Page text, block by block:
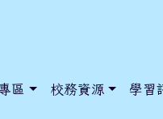
區 校務資源 學習